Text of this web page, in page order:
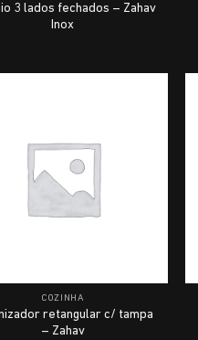
3 lados fechados – Zahav
Inox
COZINHA
retangular c/ tampa
– Zahav